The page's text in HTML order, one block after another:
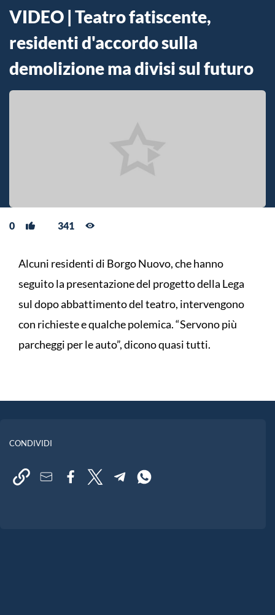
VIDEO | Teatro fatiscente,
residenti d'accordo sulla
demolizione ma divisi sul futuro
0 341
Alcuni residenti di Borgo Nuovo, che hanno
seguito la presentazione del progetto della Lega
sul dopo abbattimento del teatro, intervengono
con richieste e qualche polemica. “Servono più
parcheggi per le auto”, dicono quasi tutti.
CONDIVIDI